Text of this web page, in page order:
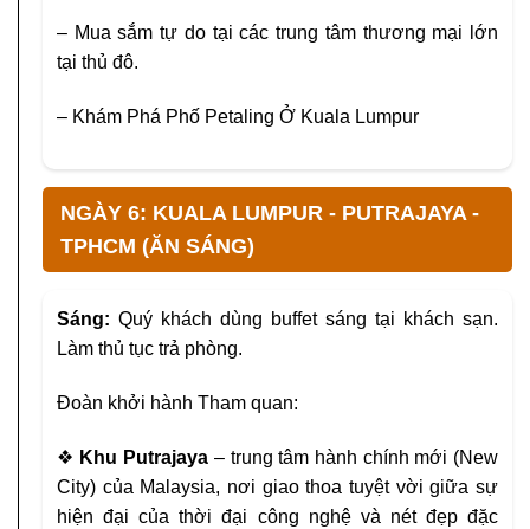
– Mua sắm tự do tại các trung tâm thương mại lớn
tại thủ đô.
– Khám Phá Phố Petaling Ở Kuala Lumpur
NGÀY 6: KUALA LUMPUR - PUTRAJAYA -
TPHCM (ĂN SÁNG)
Sáng: Quý khách dùng buffet sáng tại khách sạn.
Làm thủ tục trả phòng.
Đoàn khởi hành Tham quan:
❖ Khu Putrajaya – trung tâm hành chính mới (New
City) của Malaysia, nơi giao thoa tuyệt vời giữa sự
hiện đại củathời đại công nghệ và nét đẹp đặc